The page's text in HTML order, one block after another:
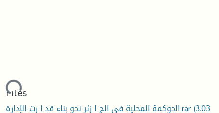
Files
الحوكمة المحلية في الج ا زئر نحو بناء قد ا رت الإدارة.rar(3.03